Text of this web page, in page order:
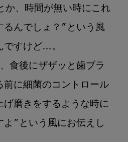
か、時間が無い時にこれ
るんでしょ？”という風
ですけど…。
食後にザザッと歯ブラ
前に細菌のコントロール
げ磨きをするような時に
”という風にお伝えし